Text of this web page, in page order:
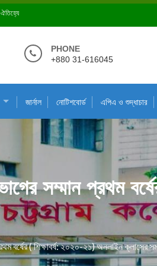
ঐতিহ্যে
PHONE
+880 31-616045
জার্নাল নোটিশবোর্ড এপিএ ও শুদ্ধাচার
সম্মান প্রথম
বর্ষের ( শিক্ষাবর্ষ: ২০২০-২১) অনলাইন ক্লাসের